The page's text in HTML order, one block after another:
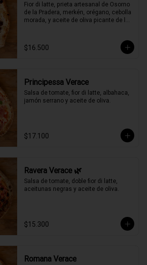
Fior di latte, prieta artesanal de Osorno
de la Pradera, merkén, orégano, cebolla
morada, y aceite de oliva picante de la
$16.500
Principessa Verace
Salsa de tomate, fior di latte, albahaca,
jamón serrano y aceite de oliva.
$17.100
Ravera Verace 🌿
Salsa de tomate, doble fior di latte,
aceitunas negras y aceite de oliva.
$15.300
Romana Verace